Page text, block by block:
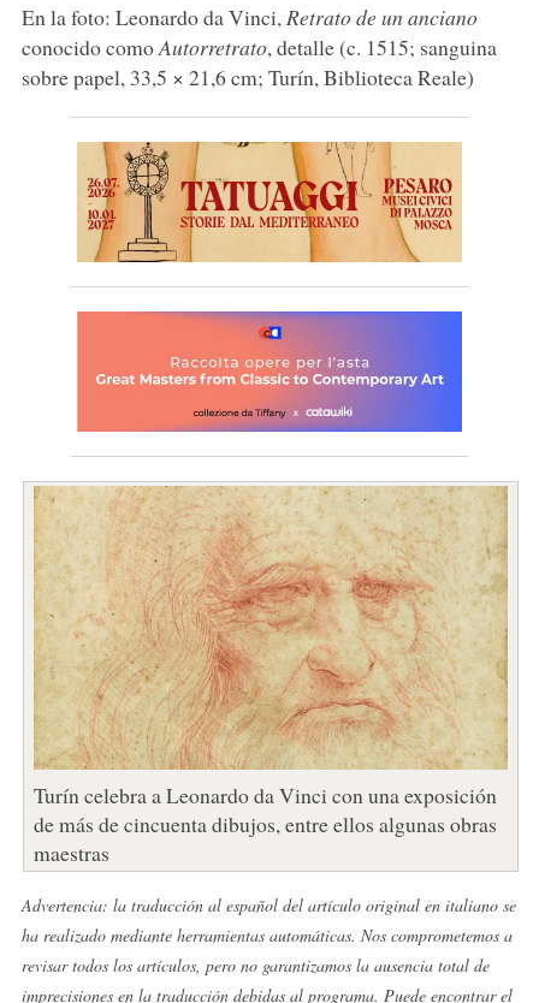
En la foto: Leonardo da Vinci, Retrato de un anciano
conocido comoAutorretrato, detalle (c. 1515; sanguina
sobre papel, 33,5 × 21,6 cm; Turín, Biblioteca Reale)
Turín celebra a Leonardo da Vinci con una exposición
de más de cincuenta dibujos, entre ellos algunas obras
maestras
Advertencia: la traducción al español del artículo original en italiano se
ha realizado mediante herramientas automáticas. Nos comprometemos a
revisar todos los artículos, pero no garantizamos la ausencia total de
imprecisiones en la traducción debidas al programa. Puede encontrar el